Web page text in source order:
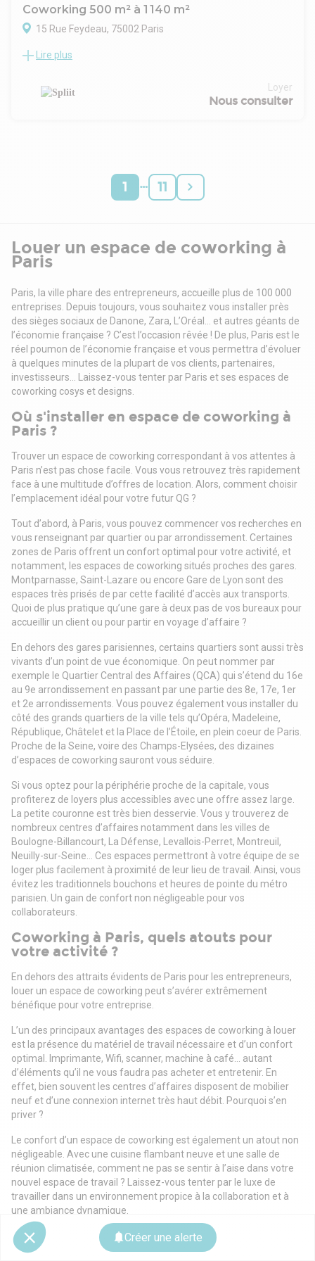
Créer une alerte
Coworking 500 m² à 1 140 m²
15 Rue Feydeau, 75002 Paris
Location Bureaux Paris 75002
Nombreux espaces extérieurs dans l'immeuble.
Services dans l'immeuble : Comptoir / Salle jeu / Douche /
Lire plus
Loyer
Nous consulter
1 … 11
Louer un espace de coworking à
Paris
Paris, la ville phare des entrepreneurs, accueille plus de 100 000
entreprises. Depuis toujours, vous souhaitez vous installer près
des sièges sociaux de Danone, Zara, L’Oréal… et autres géants de
l’économie française ? C’est l’occasion rêvée ! De plus, Paris est le
réel poumon de l’économie française et vous permettra d’évoluer
à quelques minutes de la plupart de vos clients, partenaires,
investisseurs... Laissez-vous tenter par Paris et ses espaces de
coworking cosys et designs.
Où s'installer en espace de coworking à
Paris ?
Trouver un espace de coworking correspondant à vos attentes à
Paris n’est pas chose facile. Vous vous retrouvez très rapidement
face à une multitude d’offres de location. Alors, comment choisir
l’emplacement idéal pour votre futur QG ?
Tout d’abord, à Paris, vous pouvez commencer vos recherches en
vous renseignant par quartier ou par arrondissement. Certaines
zones de Paris offrent un confort optimal pour votre activité, et
notamment, les espaces de coworking situés proches des gares.
Montparnasse, Saint-Lazare ou encore Gare de Lyon sont des
espaces très prisés de par cette facilité d’accès aux transports.
Quoi de plus pratique qu’une gare à deux pas de vos bureaux pour
accueillir un client ou pour partir en voyage d’affaire ?
En dehors des gares parisiennes, certains quartiers sont aussi très
vivants d’un point de vue économique. On peut nommer par
exemple le Quartier Central des Affaires (QCA) qui s’étend du 16e
au 9e arrondissement en passant par une partie des 8e, 17e, 1er
et 2e arrondissements. Vous pouvez également vous installer du
côté des grands quartiers de la ville tels qu’Opéra, Madeleine,
République, Châtelet et la Place de l’Étoile, en plein coeur de Paris.
Proche de la Seine, voire des Champs-Elysées, des dizaines
d’espaces de coworking sauront vous séduire.
Si vous optez pour la périphérie proche de la capitale, vous
profiterez de loyers plus accessibles avec une offre assez large.
La petite couronne est très bien desservie. Vous y trouverez de
nombreux centres d’affaires notamment dans les villes de
Boulogne-Billancourt, La Défense, Levallois-Perret, Montreuil,
Neuilly-sur-Seine… Ces espaces permettront à votre équipe de se
loger plus facilement à proximité de leur lieu de travail. Ainsi, vous
évitez les traditionnels bouchons et heures de pointe du métro
parisien. Un gain de confort non négligeable pour vos
collaborateurs.
Coworking à Paris, quels atouts pour
votre activité ?
En dehors des attraits évidents de Paris pour les entrepreneurs,
louer un espace de coworking peut s’avérer extrêmement
bénéfique pour votre entreprise.
L’un des principaux avantages des espaces de coworking à louer
est la présence du matériel de travail nécessaire et d’un confort
optimal. Imprimante, Wifi, scanner, machine à café… autant
d’éléments qu’il ne vous faudra pas acheter et entretenir. En
effet, bien souvent les centres d’affaires disposent de mobilier
neuf et d’une connexion internet très haut débit. Pourquoi s’en
priver ?
Le confort d’un espace de coworking est également un atout non
négligeable. Avec une cuisine flambant neuve et une salle de
réunion climatisée, comment ne pas se sentir à l’aise dans votre
nouvel espace de travail ? Laissez-vous tenter par le luxe de
travailler dans un environnement propice à la collaboration et à
une ambiance dynamique.
Les éléments à prendre en compte avant
de louer votre espace de coworking